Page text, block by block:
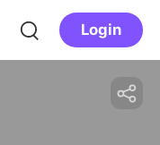
Login